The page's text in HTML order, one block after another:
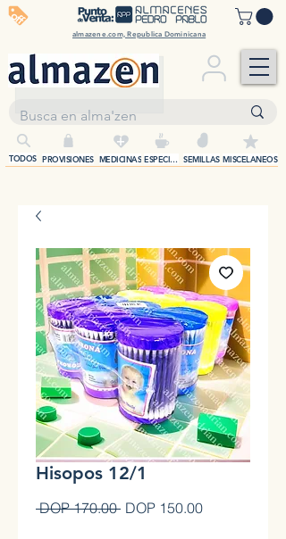
almazene.com, Republica Dominicana
off
+
PROVISIONES MEDICINAS SEMILLAS
ESPECIAS MISCELANEOS
TODOS
Hisopos 12/1
DOP 170.00 Precio
DOP 150.00Precio de